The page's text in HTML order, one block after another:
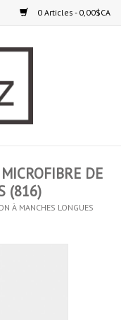
0 Articles - 0,00$CA
DE
(816)
À MANCHES LONGUES